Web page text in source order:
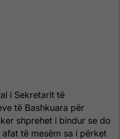
i Sekretarit të
të Bashkuara për
shprehet i bindur se do
të mesëm sa i përket